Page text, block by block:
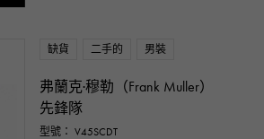
缺貨 二手的 男裝
弗蘭克·穆勒（Frank Muller）
先鋒隊
型號： V45SCDT